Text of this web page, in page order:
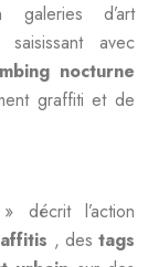
galeries d’art
avec
nocturne
graffiti et de
» décrit l’action
, des tags